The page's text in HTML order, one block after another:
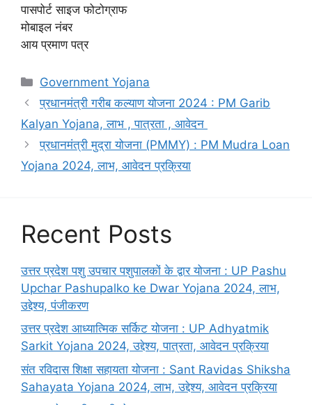
पासपोर्ट साइज फोटोग्राफ
मोबाइल नंबर
आय प्रमाण पत्र
Categories
Government Yojana
प्रधानमंत्री गरीब कल्याण योजना 2024 : PM Garib
Kalyan Yojana, लाभ , पात्रता , आवेदन
प्रधानमंत्री मुद्रा योजना (PMMY) : PM Mudra Loan
Yojana 2024, लाभ, आवेदन प्रक्रिया
Recent Posts
उत्तर प्रदेश पशु उपचार पशुपालकों के द्वार योजना : UP Pashu
Upchar Pashupalko ke Dwar Yojana 2024, लाभ,
उद्देश्य, पंजीकरण
उत्तर प्रदेश आध्यात्मिक सर्किट योजना : UP Adhyatmik
Sarkit Yojana 2024, उद्देश्य, पात्रता, आवेदन प्रक्रिया
संत रविदास शिक्षा सहायता योजना : Sant Ravidas Shiksha
Sahayata Yojana 2024, लाभ, उद्देश्य, आवेदन प्रक्रिया